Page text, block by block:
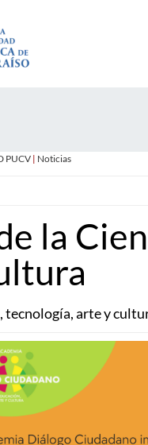
PUCV| Noticias
la
tecnología, arte y